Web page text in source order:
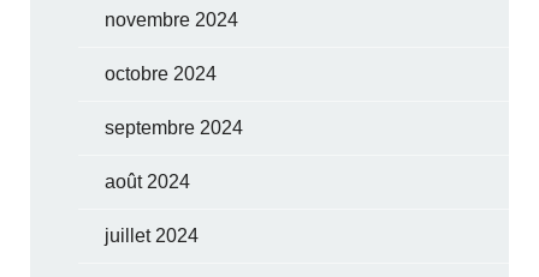
novembre 2024
octobre 2024
septembre 2024
août 2024
juillet 2024